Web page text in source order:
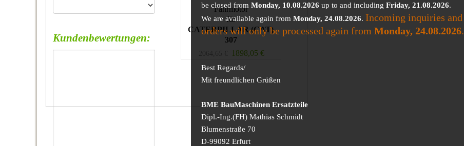
be closed from Monday, 10.08.2026 up to and including Friday, 21.08.2026.
We are available again from Monday, 24.08.2026. Incoming inquiries and
orders will only be processed again from Monday, 24.08.2026.
Best Regards/
Mit freundlichen Grüßen
BME BauMaschinen Ersatzteile
Dipl.-Ing.(FH) Mathias Schmidt
Blumenstraße 70
D-99092 Erfurt
Fahrmotor
für
CATERPILLAR (CAT)
307
1898,05€
Kundenbewertungen: